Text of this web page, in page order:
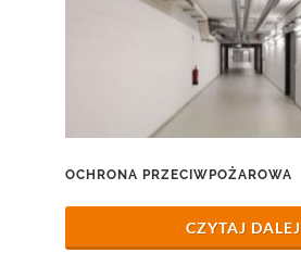
OCHRONA PRZECIWPOŻAROWA
CZYTAJ DALEJ